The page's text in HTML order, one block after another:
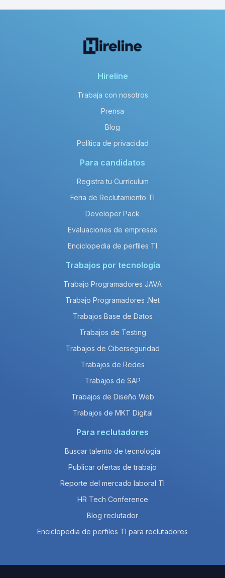
Hireline
Trabaja con nosotros
Prensa
Blog
Política de privacidad
Para candidatos
Registra tu Currículum
Feria de Reclutamiento TI
Developer Pack
Evaluaciones de empresas
Enciclopedia de perfiles TI
Trabajos por tecnología
Trabajo Programadores JAVA
Trabajo Programadores .Net
Trabajos Base de Datos
Trabajos de Testing
Trabajos de Ciberseguridad
Trabajos de Redes
Trabajos de SAP
Trabajos de Diseño Web
Trabajos de MKT Digital
Para reclutadores
Buscar talento de tecnología
Publicar ofertas de trabajo
Reporte del mercado laboral TI
HR Tech Conference
Blog reclutador
Enciclopedia de perfiles TI para reclutadores